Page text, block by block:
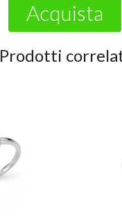
Acquista
Prodotti